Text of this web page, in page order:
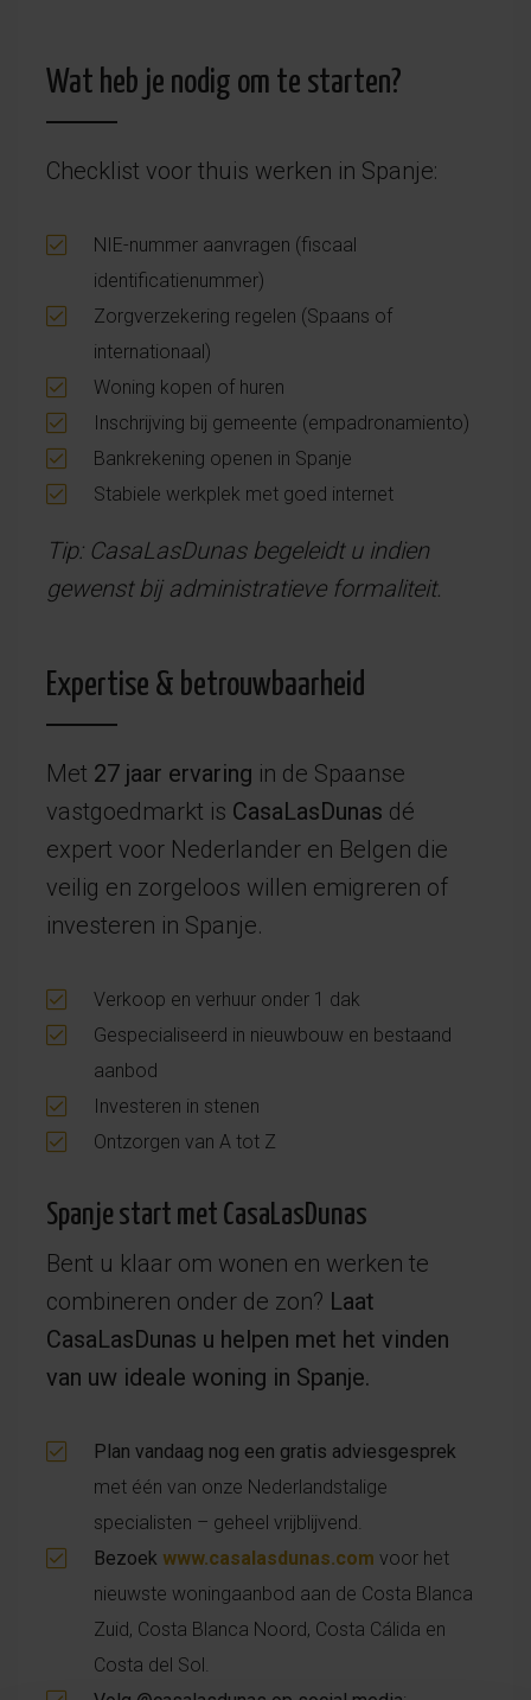
Wat heb je nodig om te starten?
Checklist voor thuis werken in Spanje:
NIE-nummer aanvragen (fiscaal
identificatienummer)
Zorgverzekering regelen (Spaans of
internationaal)
Woning kopen of huren
Inschrijving bij gemeente (empadronamiento)
Bankrekening openen in Spanje
Stabiele werkplek met goed internet
Tip: CasaLasDunas begeleidt u indien
gewenst bij administratieve formaliteit.
Expertise & betrouwbaarheid
Met 27 jaar ervaring in de Spaanse
vastgoedmarkt is CasaLasDunas dé
expert voor Nederlander en Belgen die
veilig en zorgeloos willen emigreren of
investeren in Spanje.
Verkoop en verhuur onder 1 dak
Gespecialiseerd in nieuwbouw en bestaand
aanbod
Investeren in stenen
Ontzorgen van A tot Z
Spanje start met CasaLasDunas
Bent u klaar om wonen en werken te
combineren onder de zon? Laat
CasaLasDunas u helpen met het vinden
van uw ideale woning in Spanje.
Plan vandaag nog een gratis adviesgesprek
met één van onze Nederlandstalige
specialisten – geheel vrijblijvend.
Bezoek www.casalasdunas.com voor het
nieuwste woningaanbod aan de Costa Blanca
Zuid, Costa Blanca Noord, Costa Cálida en
Costa del Sol.